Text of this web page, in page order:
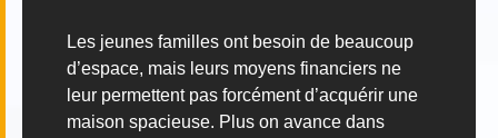
FR | DE
Les jeunes familles ont besoin de beaucoup
d’espace, mais leurs moyens financiers ne
leur permettent pas forcément d’acquérir une
maison spacieuse. Plus on avance dans